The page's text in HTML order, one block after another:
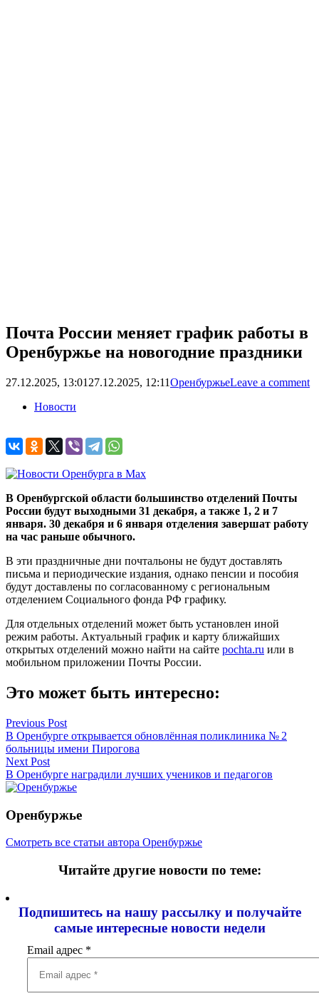
Почта России меняет график работы в
Оренбуржье на новогодние праздники
27.12.2025, 13:01 27.12.2025, 12:11ОренбуржьеLeave a comment
Новости
В Оренбургской области большинство отделений Почты
России будут выходными 31 декабря, а также 1, 2 и 7
января. 30 декабря и 6 января отделения завершат работу
на час раньше обычного.
В эти праздничные дни почтальоны не будут доставлять
письма и периодические издания, однако пенсии и пособия
будут доставлены по согласованному с региональным
отделением Социального фонда РФ графику.
Для отдельных отделений может быть установлен иной
режим работы. Актуальный график и карту ближайших
открытых отделений можно найти на сайте pochta.ru или в
мобильном приложении Почты России.
Это может быть интересно:
Навигация
по
записям
Previous Post
В Оренбурге открывается обновлённая поликлиника № 2
больницы имени Пирогова
Next Post
В Оренбурге наградили лучших учеников и педагогов
Оренбуржье
Смотреть все статьи автора Оренбуржье
Читайте другие новости по теме:
Подпишитесь на нашу рассылку и получайте
самые интересные новости недели
Email адрес *